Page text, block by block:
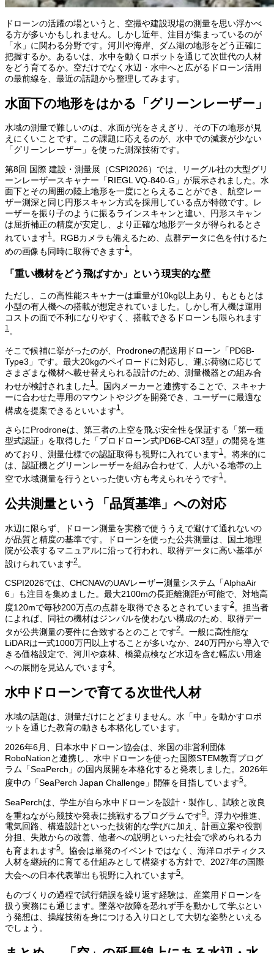
ドローンの活躍の場というと、空撮や建設現場の測量を思い浮かべ
る方が多いかもしれません。しかし近年、注目が集まっているのが
「水」に関わる分野です。河川や海岸、ダム湖の地形をどう正確に
把握するか。あるいは、水中を動くロボットを通じて次世代の人材
をどう育てるか。空だけでなく水辺・水中へと広がるドローン活用
の最前線を、最近の話題から整理してみます。
水面下の地形をはかる「グリーンレーザー」
水域の測量で難しいのは、水面が光をさえぎり、その下の地形が見
えにくいことです。この課題に応えるのが、水中での減衰が少ない
「グリーンレーザー」を使った測深技術です。
第8回 国際 建設・測量展（CSPI2026）では、リーグル社の大型グリ
ーンレーザースキャナー「RIEGL VQ-840-G」が展示されました。水
面下とその周囲の陸上地形を一度にとらえることができ、航空レー
ザー測深と同じ円形スキャン方式を採用している点が特徴です。レ
ーザーを振り子のように振るラインスキャンと違い、円形スキャン
は屈折補正の精度が安定し、より正確な地形データが得られるとさ
れています1 。RGBカメラも備えるため、点群データに色を付けるた
めの画像も同時に取得できます1 。
「重い機材をどう飛ばすか」という現実的な壁
ただし、この高性能スキャナーは重量が10kg以上あり、もともとは
小型の有人機への搭載が想定されていました。しかし有人機は運用
コストの面で不利になりやすく、搭載できるドローンも限られます
1 。
そこで候補に挙がったのが、Prodroneの配送用ドローン「PD6B-
Type3」です。最大20kgのペイロードに対応し、運ぶ荷物に応じて
さまざまな機材へ載せ替えられる設計のため、測量機器との組み合
わせが検討されました1 。国内メーカーと連携することで、スキャナ
ーに合わせた専用のマウントやジグを開発でき、ユーザーに最適な
構成を提案できるといいます1 。
さらにProdroneは、第三者の上空を飛ぶ安全性を保証する「第一種
型式認証」を取得した「プロドローン式PD6B-CAT3型」の開発を進
めており、測量仕様での認証取得も視野に入れています1 。将来的に
は、認証機とグリーンレーザーを組み合わせて、人がいる地帯の上
空で水域測量を行うといった使い方も考えられそうです1 。
公共測量という「品質基準」への対応
水辺に限らず、ドローン測量を実務で使ううえで避けて通れないの
が品質と精度の基準です。ドローンを使った公共測量は、国土地理
院が公表するマニュアルに沿って行われ、取得データに高い基準が
設けられています2
CSPI2026では、CHCNAVのUAVレーザー測量システム「AlphaAir
6」も注目を集めました。最大2100mの長距離測距が可能で、対地高
度120mで毎秒200万点の点群を取得できるとされています2 。担当者
によれば、同社の機材はジンバルを使わない構成のため、取得デー
タが公共測量の要件に合致するとのことです2 。一般に高性能な
LiDARは一式1000万円以上することが多いなか、240万円から導入で
きる価格設定で、河川や森林、橋梁点検など水辺を含む幅広い用途
への展開を見込んでいます2
水中ドローンで育てる次世代人材
水域の話題は、測量だけにとどまりません。水「中」を動かすロボ
ットを通じた教育の動きも本格化しています。
2026年6月、日本水中ドローン協会は、米国の非営利団体
RoboNationと連携し、水中ドローンを使った国際STEM教育プログ
ラム「SeaPerch」の国内展開を本格化すると発表しました。2026年
度中の「SeaPerch Japan Challenge」開催を目指しています5。
SeaPerchは、学生が自ら水中ドローンを設計・製作し、試験と改良
を重ねながら競技や発表に挑戦するプログラムです5。浮力や推進、
電気回路、構造設計といった技術的な学びに加え、計画立案や役割
分担、失敗からの改善、他者への説明といった社会で求められる力
も育まれます5。協会は単発のイベントではなく、海洋ロボティクス
人材を継続的に育てる仕組みとして構築する方針で、2027年の国際
大会への日本代表輩出も視野に入れています5。
ものづくりの過程で試行錯誤を繰り返す経験は、産業用ドローンを
扱う実務にも通じます。墜落や故障を恐れず手を動かして学ぶとい
う発想は、操縦技術を身につける入り口として大切な姿勢といえる
でしょう。